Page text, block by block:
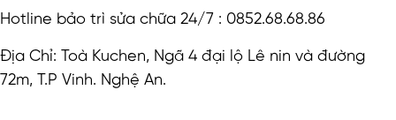
Hotline bảo trì sửa chữa 24/7 : 0852.68.68.86
Địa Chỉ: Toà Kuchen, Ngã 4 đại lộ Lê nin và đường
72m, T.P Vinh. Nghệ An.